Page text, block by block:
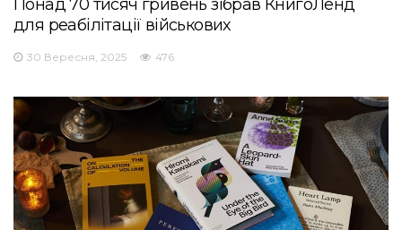
Понад 70 тисяч гривень зібрав КнигоЛенд
для реабілітації військових
30 Вересня, 2025 476